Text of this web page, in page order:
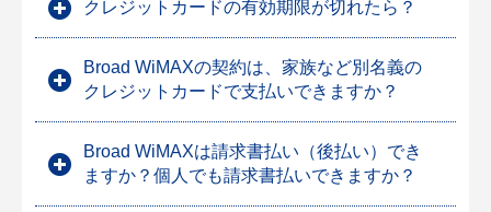
クレジットカードの有効期限が切れたら？
Broad WiMAXの契約は、家族など別名義の
クレジットカードで支払いできますか？
Broad WiMAXは請求書払い（後払い）でき
ますか？個人でも請求書払いできますか？